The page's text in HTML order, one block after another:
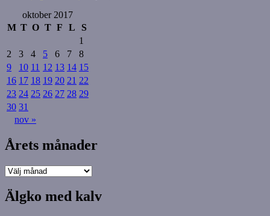
oktober 2017
M T O T F L
S
1
2
3 4 5 6 7
8
9
10 11 12 13 14 15
16 17 18 19 20 21 22
23 24 25 26 27 28 29
30 31
nov »
Årets månader
Årets
Älgko med kalv